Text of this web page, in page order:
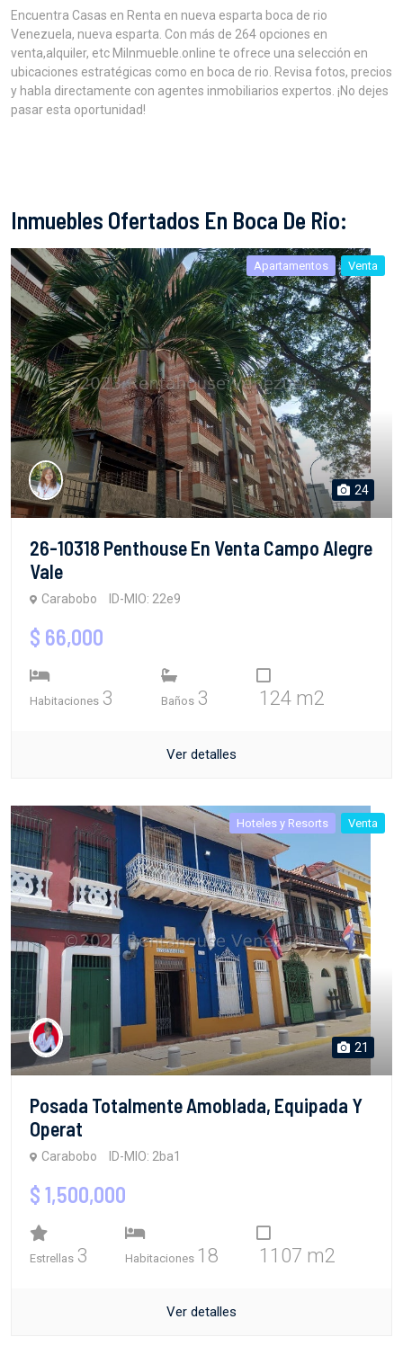
Encuentra Casas en Renta en nueva esparta boca de rio
Venezuela, nueva esparta. Con más de 264 opciones en
venta,alquiler, etc MiInmueble.online te ofrece una selección en
ubicaciones estratégicas como en boca de rio. Revisa fotos, precios
y habla directamente con agentes inmobiliarios expertos. ¡No dejes
pasar esta oportunidad!
Inmuebles Ofertados En Boca De Rio:
Apartamentos Venta
24
26-10318 Penthouse En Venta Campo Alegre
Vale
Carabobo ID-MIO: 22e9
$ 66,000
Habitaciones 3 Baños 3 124 m2
Ver detalles
Hoteles y Resorts Venta
21
Posada Totalmente Amoblada, Equipada Y
Operat
Carabobo ID-MIO: 2ba1
$ 1,500,000
Estrellas 3 Habitaciones 18 1107 m2
Ver detalles